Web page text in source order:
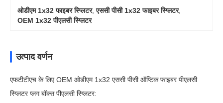
ओडीएम 1x32 फाइबर स्प्लिटर,एससी पीसी 1x32 फाइबर स्प्लिटर,
OEM 1x32 पीएलसी स्प्लिटर
उत्पाद वर्णन
एफटीटीएच के लिए OEM ओडीएम 1x32 एससी पीसी ऑप्टिक फाइबर पीएलसी
स्प्लिटर प्लग बॉक्स पीएलसी स्प्लिटर: